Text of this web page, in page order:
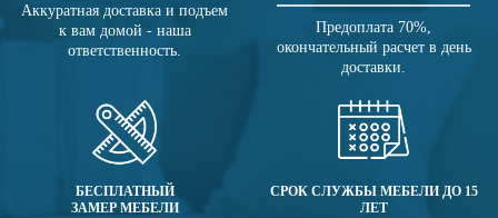
Аккуратная доставка и подъем
к вам домой - наша
ответственность.
Предоплата 70%,
окончательный расчет в день
доставки.
БЕСПЛАТНЫЙ
ЗАМЕР МЕБЕЛИ
СРОК СЛУЖБЫ МЕБЕЛИ ДО 15
ЛЕТ